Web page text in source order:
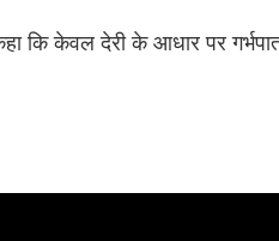
कि केवल देरी के आधार पर